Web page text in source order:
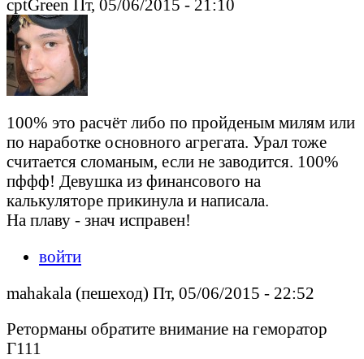
cptGreen Пт, 05/06/2015 - 21:10
100% это расчёт либо по пройденым милям или
по наработке основного агрегата. Урал тоже
считается сломаным, если не заводится. 100%
пффф! Девушка из финансового на
калькуляторе прикинула и написала.
На плаву - знач исправен!
войти
mahakala (пешеход) Пт, 05/06/2015 - 22:52
Реторманы обратите внимание на геморатор
Г111